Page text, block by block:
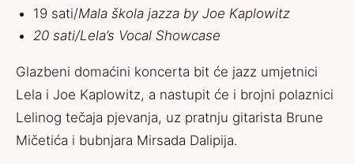
19 sati/Mala škola jazza by Joe Kaplowitz
20 sati/Lela’s Vocal Showcase
Glazbeni domaćini koncerta bit će jazz umjetnici
Lela i Joe Kaplowitz, a nastupit će i brojni polaznici
Lelinog tečaja pjevanja, uz pratnju gitarista Brune
Mičetića i bubnjara Mirsada Dalipija.